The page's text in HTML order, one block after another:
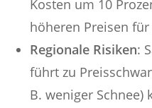
Kosten um 10
höheren Preisen
Regionale Risiken:
führt zu
B. weniger Schnee)